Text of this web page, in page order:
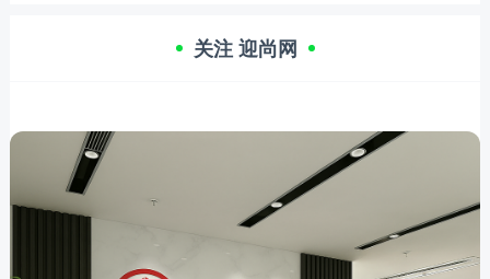
关注 迎尚网